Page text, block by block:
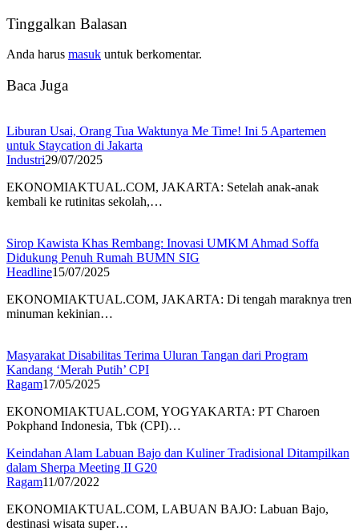
Tinggalkan Balasan
Anda harus masuk untuk berkomentar.
Baca Juga
Liburan Usai, Orang Tua Waktunya Me Time! Ini 5 Apartemen
untuk Staycation di Jakarta
Industri29/07/2025
EKONOMIAKTUAL.COM, JAKARTA: Setelah anak-anak
kembali ke rutinitas sekolah,…
Sirop Kawista Khas Rembang: Inovasi UMKM Ahmad Soffa
Didukung Penuh Rumah BUMN SIG
Headline15/07/2025
EKONOMIAKTUAL.COM, JAKARTA: Di tengah maraknya tren
minuman kekinian…
Masyarakat Disabilitas Terima Uluran Tangan dari Program
Kandang ‘Merah Putih’ CPI
Ragam17/05/2025
EKONOMIAKTUAL.COM, YOGYAKARTA: PT Charoen
Pokphand Indonesia, Tbk (CPI)…
Keindahan Alam Labuan Bajo dan Kuliner Tradisional Ditampilkan
dalam Sherpa Meeting II G20
Ragam11/07/2022
EKONOMIAKTUAL.COM, LABUAN BAJO: Labuan Bajo,
destinasi wisata super…